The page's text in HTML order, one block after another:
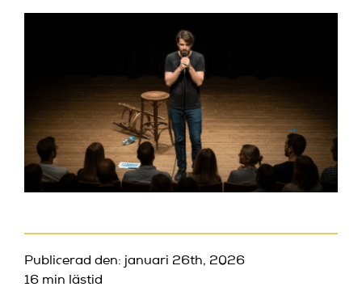
Publicerad den: januari 26th, 2026
16 min lästid